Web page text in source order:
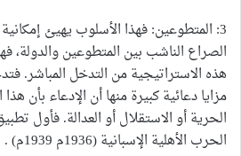
3: المتطوعين: فهذا الأسلوب يهيئ
الصراع الناشب بين المتطوعين
هذه الاستراتيجية من التدخل المباشر.
مزايا دعائية كبيرة منها أن الإدعاء بأن
الحرية أو الاستقلال أو العدالة. فأول
الحرب الأهلية الإسبانية (1936م 1939م) .